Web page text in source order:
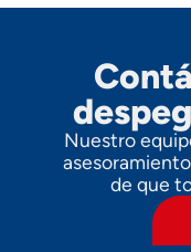
Nuestro
de que